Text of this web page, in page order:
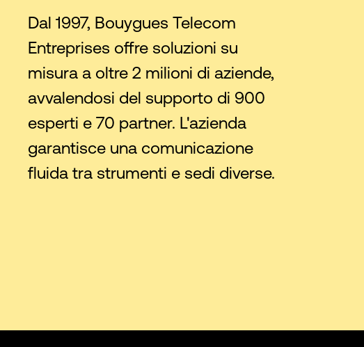
Dal 1997, Bouygues Telecom
Entreprises offre soluzioni su
misura a oltre 2 milioni di aziende,
avvalendosi del supporto di 900
esperti e 70 partner. L'azienda
garantisce una comunicazione
fluida tra strumenti e sedi diverse.